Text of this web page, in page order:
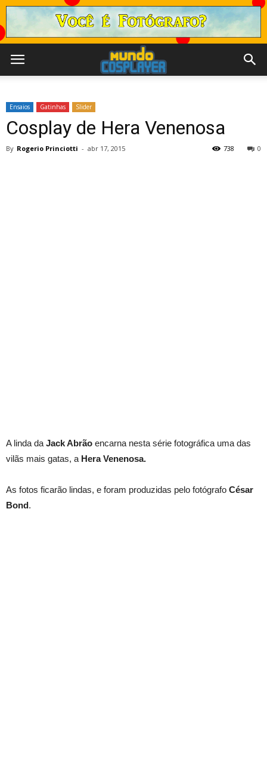
Ensaios Gatinhas Slider
Cosplay de Hera Venenosa
By Rogerio Princiotti - abr 17, 2015 0
738
A linda da Jack Abrão encarna nesta série fotográfica uma das
vilãs mais gatas, a Hera Venenosa.
As fotos ficarão lindas, e foram produzidas pelo fotógrafo César
Bond.